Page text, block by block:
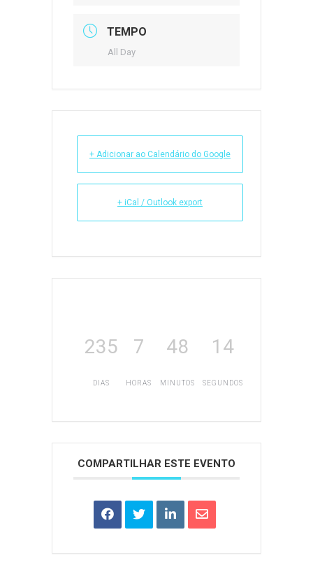
TEMPO
All Day
+ Adicionar ao Calendário do Google
+ iCal / Outlook export
235
DIAS
7
HORAS
48
MINUTOS
14
SEGUNDOS
COMPARTILHAR ESTE EVENTO